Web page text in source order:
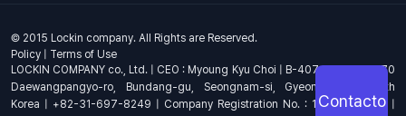
© 2015 Lockin company. All Rights are Reserved.
Policy
Terms of Use
LOCKIN COMPANY co., Ltd. | CEO : Myoung Kyu Choi | B-407, 4th Floor, 670
Daewangpangyo-ro, Bundang-gu, Seongnam-si, Gyeonggi-do, South
Korea | +82-31-697-8249 | Company Registration No. : 144-81-17703 |
Contacto